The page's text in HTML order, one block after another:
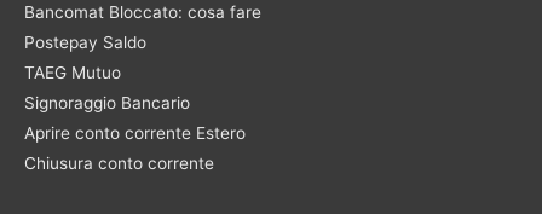
Bancomat Bloccato: cosa fare
Postepay Saldo
TAEG Mutuo
Signoraggio Bancario
Aprire conto corrente Estero
Chiusura conto corrente